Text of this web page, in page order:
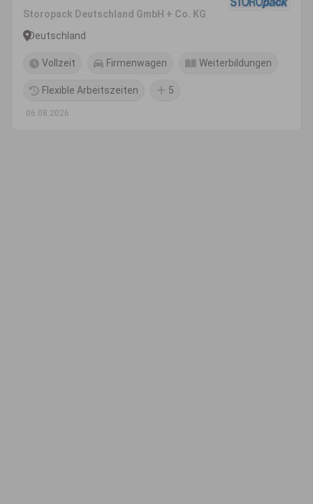
Storopack Deutschland GmbH + Co. KG
Deutschland
Vollzeit Firmenwagen Weiterbildungen
Flexible Arbeitszeiten 5
06.08.2026